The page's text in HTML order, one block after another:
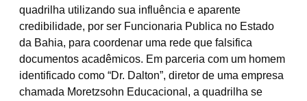
quadrilha utilizando sua influência e aparente
credibilidade, por ser Funcionaria Publica no Estado
da Bahia, para coordenar uma rede que falsifica
documentos acadêmicos. Em parceria com um homem
identificado como “Dr. Dalton”, diretor de uma empresa
chamada Moretzsohn Educacional, a quadrilha se